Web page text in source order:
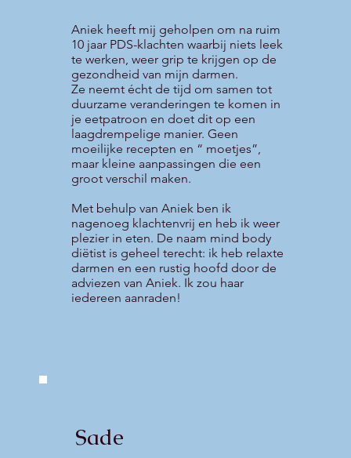
Aniek heeft mij geholpen om na ruim
10 jaar PDS-klachten waarbij niets leek
te werken, weer grip te krijgen op de
gezondheid van mijn darmen.
Ze neemt écht de tijd om samen tot
duurzame veranderingen te komen in
je eetpatroon en doet dit op een
laagdrempelige manier. Geen
moeilijke recepten en “ moetjes”,
maar kleine aanpassingen die een
groot verschil maken.
Met behulp van Aniek ben ik
nagenoeg klachtenvrij en heb ik weer
plezier in eten. De naam mind body
diëtist is geheel terecht: ik heb relaxte
darmen en een rustig hoofd door de
adviezen van Aniek. Ik zou haar
iedereen aanraden!
Sade